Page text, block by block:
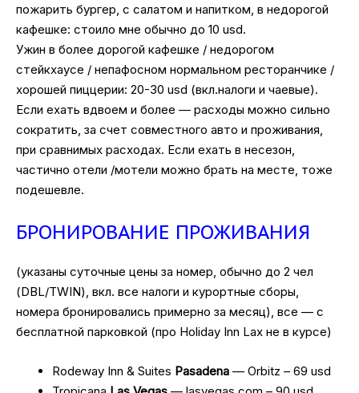
пожарить бургер, с салатом и напитком, в недорогой
кафешке: стоило мне обычно до 10 usd.
Ужин в более дорогой кафешке / недорогом
стейкхаусе / непафосном нормальном ресторанчике /
хорошей пиццерии: 20-30 usd (вкл.налоги и чаевые).
Если ехать вдвоем и более — расходы можно сильно
сократить, за счет совместного авто и проживания,
при сравнимых расходах. Если ехать в несезон,
частично отели /мотели можно брать на месте, тоже
подешевле.
БРОНИРОВАНИЕ ПРОЖИВАНИЯ
(указаны суточные цены за номер, обычно до 2 чел
(DBL/TWIN), вкл. все налоги и курортные сборы,
номера бронировались примерно за месяц), все — с
бесплатной парковкой (про Holiday Inn Lax не в курсе)
Rodeway Inn & Suites Pasadena — Orbitz – 69 usd